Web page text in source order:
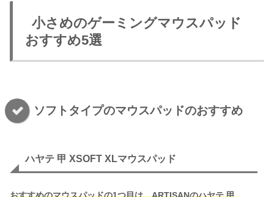
小さめのゲーミングマウスパッド
おすすめ5選
ソフトタイプのマウスパッドのおすすめ
ハヤテ 甲 XSOFT XLマウスパッド